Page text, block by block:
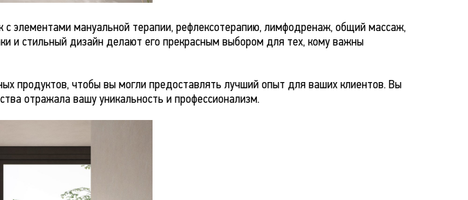
элементами мануальной терапии, рефлексотерапию, лимфодренаж, общий массаж,
и стильный дизайн делают его прекрасным выбором для тех, кому важны
продуктов, чтобы вы могли предоставлять лучший опыт для ваших клиентов. Вы
отражала вашу уникальность и профессионализм.